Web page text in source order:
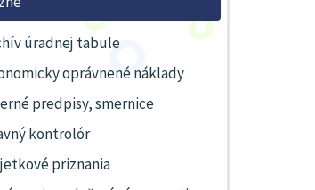
úradnej tabule
oprávnené náklady
predpisy, smernice
kontrolór
priznania